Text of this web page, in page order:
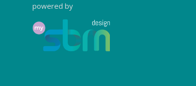
powered by